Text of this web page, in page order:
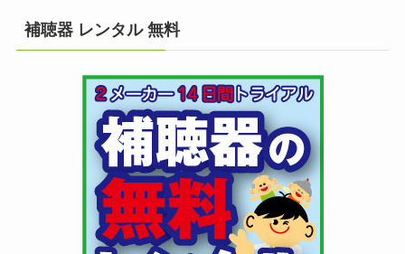
補聴器 レンタル 無料